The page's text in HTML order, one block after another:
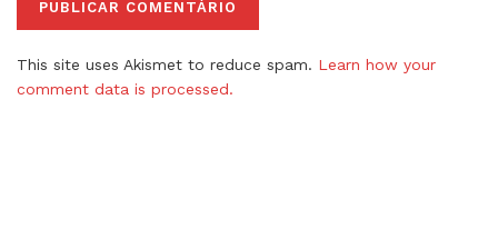
This site uses Akismet to reduce spam. Learn how your
comment data is processed.